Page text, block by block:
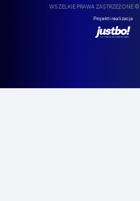
WSZELKIE PRAWA ZASTRZEŻONE
Projekt i realizacja